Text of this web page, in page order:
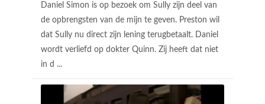
Daniel Simon is op bezoek om Sully zijn deel van
de opbrengsten van de mijn te geven. Preston wil
dat Sully nu direct zijn lening terugbetaalt. Daniel
wordt verliefd op dokter Quinn. Zij heeft dat niet
in d ...